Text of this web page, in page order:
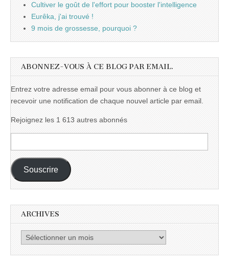
Cultiver le goût de l'effort pour booster l'intelligence
Eurêka, j'ai trouvé !
9 mois de grossesse, pourquoi ?
ABONNEZ-VOUS À CE BLOG PAR EMAIL.
Entrez votre adresse email pour vous abonner à ce blog et
recevoir une notification de chaque nouvel article par email.
Rejoignez les 1 613 autres abonnés
e-
mail :
Souscrire
ARCHIVES
Archives